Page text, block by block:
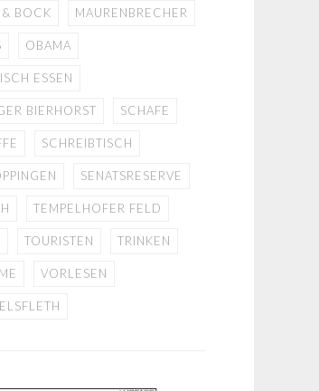
BOCK MAURENBRECHER
OBAMA
ESSEN
BIERHORST SCHAFE
SCHREIBTISCH
SENATSRESERVE
TEMPELHOFER FELD
TOURISTEN TRINKEN
VORLESEN